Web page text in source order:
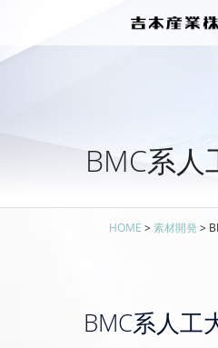
BMC系人
HOME >素材開発 >
BMC系人工